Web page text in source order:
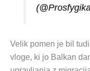
Velik pomen je bil
vloge, ki jo Balkan